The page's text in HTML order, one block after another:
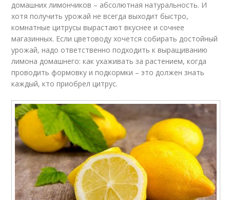
домашних лимончиков – абсолютная натуральность. И
хотя получить урожай не всегда выходит быстро,
комнатные цитрусы вырастают вкуснее и сочнее
магазинных. Если цветоводу хочется собирать достойный
урожай, надо ответственно подходить к выращиванию
лимона домашнего: как ухаживать за растением, когда
проводить формовку и подкормки – это должен знать
каждый, кто приобрел цитрус.